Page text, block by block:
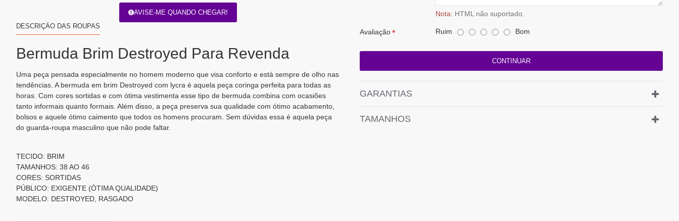
AVISE-ME QUANDO CHEGAR!
DESCRIÇÃO DAS ROUPAS
Bermuda Brim Destroyed Para Revenda
Uma peça pensada especialmente no homem moderno que visa conforto e está sempre de olho nas
tendências. A bermuda em brim Destroyed com lycra é aquela peça coringa perfeita para todas as
horas. Com cores sortidas e com ótima vestimenta esse tipo de bermuda combina com ocasiões
tanto informais quanto formais. Além disso, a peça preserva sua qualidade com ótimo acabamento,
bolsos e aquele ótimo caimento que todos os homens procuram. Sem dúvidas essa é aquela peça
do guarda-roupa masculino que não pode faltar.
TECIDO: BRIM
TAMANHOS: 38 AO 46
CORES: SORTIDAS
PÚBLICO: EXIGENTE (ÓTIMA QUALIDADE)
MODELO: DESTROYED, RASGADO
Nota: HTML não suportado.
Avaliação Ruim Bom
CONTINUAR
GARANTIAS
TAMANHOS